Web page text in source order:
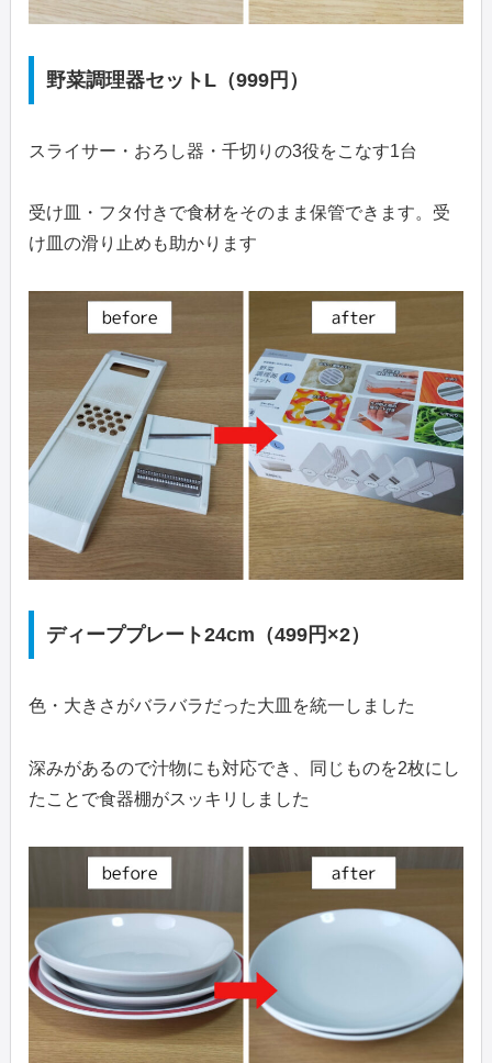
野菜調理器セットL（999円）
スライサー・おろし器・千切りの3役をこなす1台
受け皿・フタ付きで食材をそのまま保管できます。受
け皿の滑り止めも助かります
ディーププレート24cm（499円×2）
色・大きさがバラバラだった大皿を統一しました
深みがあるので汁物にも対応でき、同じものを2枚にし
たことで食器棚がスッキリしました